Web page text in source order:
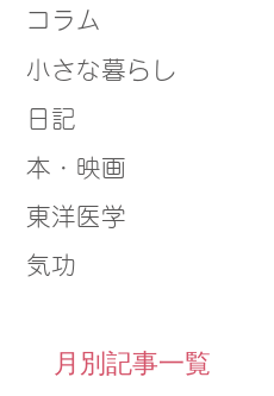
コラム
小さな暮らし
日記
本・映画
東洋医学
気功
月別記事一覧